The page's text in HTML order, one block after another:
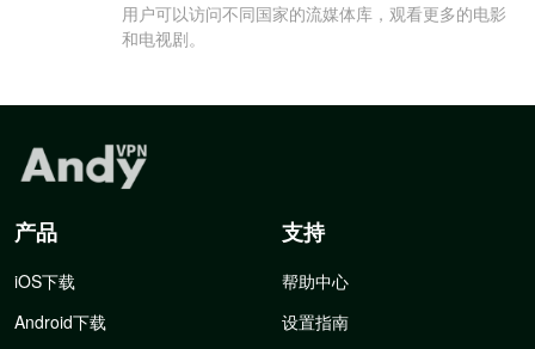
用户可以访问不同国家的流媒体库，观看更多的电影
和电视剧。
产品
iOS下载
Android下载
支持
帮助中心
设置指南